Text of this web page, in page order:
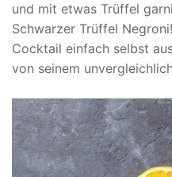
und mit etwas Trüffel
Schwarzer Trüffel
Cocktail einfach selbst
von seinem